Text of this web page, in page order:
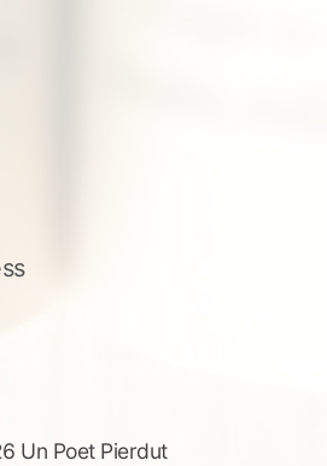
Un Poet Pierdut